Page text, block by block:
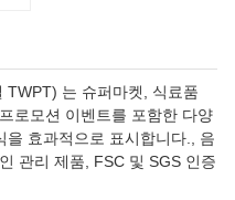
TWPT) 는 슈퍼마켓, 식료품
로모션 이벤트를 포함한 다양
을 효과적으로 표시합니다., 음
관리 제품, FSC 및 SGS 인증